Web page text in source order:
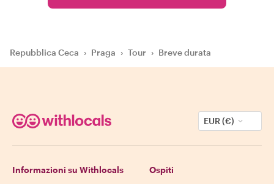
Repubblica Ceca › Praga › Tour › Breve durata
EUR (€)
Informazioni su Withlocals Ospiti